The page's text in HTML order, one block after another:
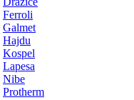
Ferroli
Galmet
Hajdu
Kospel
Lapesa
Nibe
Protherm